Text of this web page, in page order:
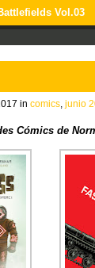
Vol.03
in comics junio
Cómics de